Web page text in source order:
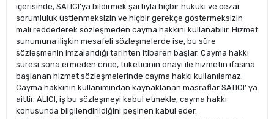
içerisinde, SATICI’ya bildirmek şartıyla hiçbir hukuki ve cezai
sorumluluk üstlenmeksizin ve hiçbir gerekçe göstermeksizin
malı reddederek sözleşmeden cayma hakkını kullanabilir. Hizmet
sunumuna ilişkin mesafeli sözleşmelerde ise, bu süre
sözleşmenin imzalandığı tarihten itibaren başlar. Cayma hakkı
süresi sona ermeden önce, tüketicinin onayı ile hizmetin ifasına
başlanan hizmet sözleşmelerinde cayma hakkı kullanılamaz.
Cayma hakkının kullanımından kaynaklanan masraflar SATICI’ ya
aittir. ALICI, iş bu sözleşmeyi kabul etmekle, cayma hakkı
konusunda bilgilendirildiğini peşinen kabul eder.